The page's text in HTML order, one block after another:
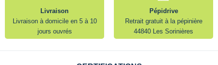
Livraison
Livraison à domicile en 5 à 10
jours ouvrés
Pépidrive
Retrait gratuit à la pépinière
44840 Les Sorinières